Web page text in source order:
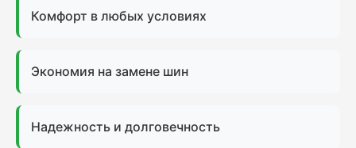
Комфорт в любых условиях
Экономия на замене шин
Надежность и долговечность